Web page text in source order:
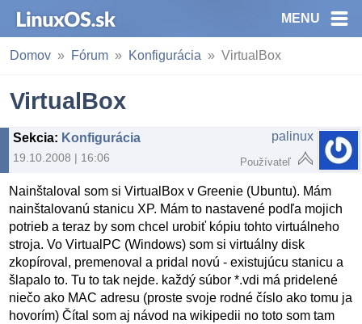
MENU
Domov Fórum Konfigurácia VirtualBox
VirtualBox
Sekcia: Konfigurácia
19.10.2008 | 16:06
palinux
Používateľ
Nainštaloval som si VirtualBox v Greenie (Ubuntu). Mám
nainštalovanú stanicu XP. Mám to nastavené podľa mojich
potrieb a teraz by som chcel urobiť kópiu tohto virtuálneho
stroja. Vo VirtualPC (Windows) som si virtuálny disk
zkopíroval, premenoval a pridal novú - existujúcu stanicu a
šlapalo to. Tu to tak nejde. každý súbor *.vdi má pridelené
niečo ako MAC adresu (proste svoje rodné číslo ako tomu ja
hovorím) Čítal som aj návod na wikipedii no toto som tam